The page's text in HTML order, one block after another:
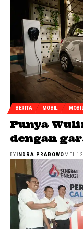
BERITA MOBIL
Punya
dengan
BYINDRA PRABOWOMEI